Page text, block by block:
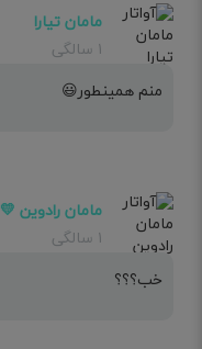
مامان تیارا
۱ سالگی
منم همینطور😃
مامان رادوین 💛
۱ سالگی
خب؟؟؟